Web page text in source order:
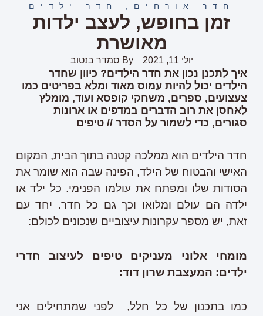
חדר אורחים חדר ילדים
זמן בחופש, לעצב ילדות
מאושרת
יולי 11, 2021 By סמדר בנטוב
איך לתכנן נכון את חדר הילדים? כיוון שחדר
הילדים יכול להיות עמוס מאוד ומלא בפריטים כמו
צעצועים, ספרים, משחקי קופסא ועוד, מומלץ
לאחסן את רוב הדברים במדפים או ארונות
סגורים, כדי לשמור על הסדר // טיפים
חדר הילדים הוא ממלכה קטנה בתוך הבית, המקום
האישי והבטוח של הילד, הפינה שבה הוא שומר את
הסודות שלו ומפתח את עולמו הפנימי. כל ילד או
ילדה הם עולם ומלואו וכך גם כל חדר. יחד עם
זאת, יש מספר עקרונות עיצוביים שנכונים לכולם:
מומחי אלוני מעניקים טיפים לעיצוב חדרי
ילדים: המעצבת שרון דוד:
כמו בתכנון של כל חלל, לפני שמתחילים אני